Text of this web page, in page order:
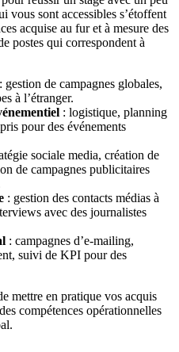
vous sont accessibles s’étoffent
acquise au fur et à mesure des
postes qui correspondent à
: gestion de campagnes globales,
à l’étranger.
: logistique, planning
pour des événements
sociale media, création de
de campagnes publicitaires
: gestion des contacts médias à
avec des journalistes
: campagnes d’e-mailing,
suivi de KPI pour des
mettre en pratique vos acquis
compétences opérationnelles